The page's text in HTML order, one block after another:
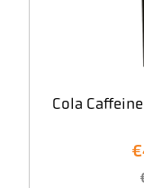
Cola
€